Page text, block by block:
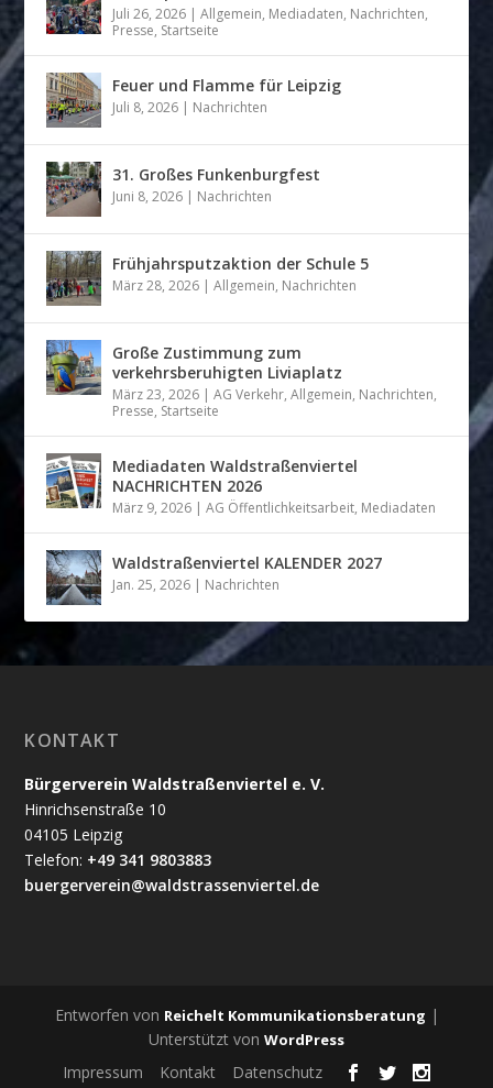
Juli 26, 2026 |Allgemein, Mediadaten, Nachrichten,
Presse, Startseite
Feuer und Flamme für Leipzig
Juli 8, 2026 | Nachrichten
31. Großes Funkenburgfest
Juni 8, 2026 | Nachrichten
Frühjahrsputzaktion der Schule 5
März 28, 2026 |Allgemein, Nachrichten
Große Zustimmung zum
verkehrsberuhigten Liviaplatz
März 23, 2026 |AG Verkehr,Allgemein, Nachrichten,
Presse, Startseite
Mediadaten Waldstraßenviertel
NACHRICHTEN 2026
März 9, 2026 |AG Öffentlichkeitsarbeit, Mediadaten
Waldstraßenviertel KALENDER 2027
Jan. 25, 2026 | Nachrichten
KONTAKT
Bürgerverein Waldstraßenviertel e. V.
Hinrichsenstraße 10
04105 Leipzig
Telefon: +49 341 9803883
buergerverein@waldstrassenviertel.de
Entworfen von Reichelt Kommunikationsberatung |
Unterstützt von WordPress
Impressum Kontakt Datenschutz